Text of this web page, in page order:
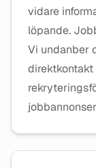
vidare
löpande.
Vi undanber